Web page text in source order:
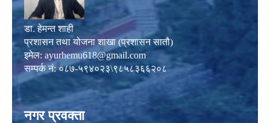
डा. हेमन्त शाही
प्रशासन तथा योजना शाखा (प्रशासन सातौ)
इमेल: ayurhemu618@gmail.com
सम्पर्क नं: ०८७-५९४०२३\९८५८३६६२०८
नगर प्रवक्ता